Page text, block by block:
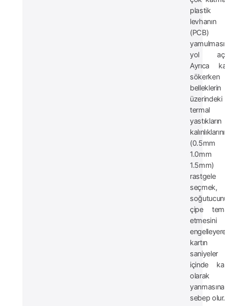
plastik
levhanın
(PCB)
yol
Ayrıca
sökerken
belleklerin
üzerindeki
termal
yastıkların
kalınlıklarını
1.0mm
1.5mm)
rastgele
seçmek,
çipe
etmesini
kartın
saniyeler
içinde
olarak
yanmasına
sebep olur.